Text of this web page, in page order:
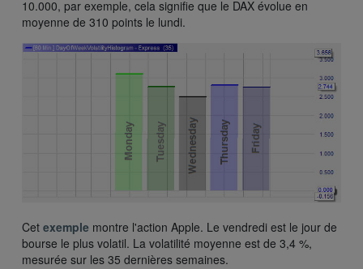
10.000, par exemple, cela signifie que le DAX évolue en
moyenne de 310 points le lundi.
Cet exemple montre l'action Apple. Le vendredi est le jour de
bourse le plus volatil. La volatilité moyenne est de 3,4 %,
mesurée sur les 35 dernières semaines.